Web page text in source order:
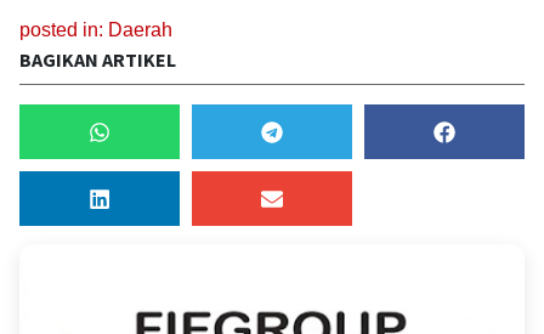
posted in: Daerah
BAGIKAN ARTIKEL